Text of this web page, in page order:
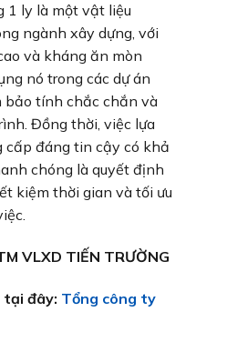
1 ly là một vật liệu
ngành xây dựng, với
và kháng ăn mòn
nó trong các dự án
bảo tính chắc chắn và
Đồng thời, việc lựa
cấp đáng tin cậy có khả
chóng là quyết định
kiệm thời gian và tối ưu
VLXD TIẾN TRƯỜNG
tại đây: Tổng công ty